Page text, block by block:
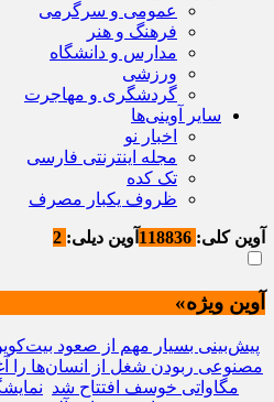
عمومی و سرگرمی
فرهنگ و هنر
مدارس و دانشگاه
ورزشی
گردشگری و مهاجرت
سایر آوینی‌ها
اخبار نو
مجله اینترنتی فارسی
تک کده
ظروف یکبار مصرف
آوین کلی: آوین دیلی:
آوین ویژه»
پیش‌بینی بسیار مهم از صعود
مصنوعی ربودن شغل از انسان‌ها را
مگاواتی خوسف افتتاح شد